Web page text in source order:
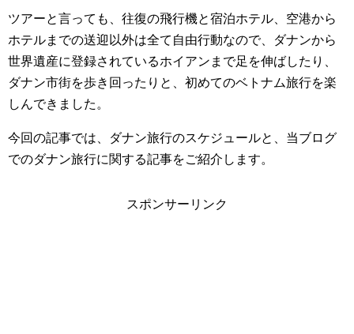
ツアーと言っても、往復の飛行機と宿泊ホテル、空港から
ホテルまでの送迎以外は全て自由行動なので、ダナンから
世界遺産に登録されているホイアンまで足を伸ばしたり、
ダナン市街を歩き回ったりと、初めてのベトナム旅行を楽
しんできました。
今回の記事では、ダナン旅行のスケジュールと、当ブログ
でのダナン旅行に関する記事をご紹介します。
スポンサーリンク